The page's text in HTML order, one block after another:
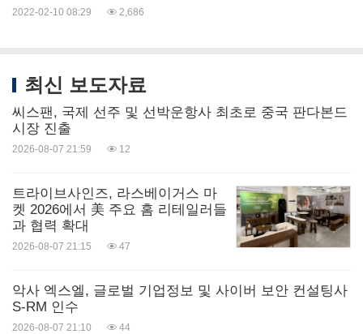
2022-02-10 08:29 2,686
최신 보도자료
씨스팬, 국제 선주 및 선박운항사 최초로 중국 판다본드
시장 진출
2026-08-07 21:59 12
트라이브사인즈, 라스베이거스 마
켓 2026에서 美 주요 홈 리테일러들
과 협력 확대
2026-08-07 21:15 47
악사 엑스엘, 글로벌 기업정보 및 사이버 보안 컨설팅사
S-RM 인수
2026-08-07 21:10 44